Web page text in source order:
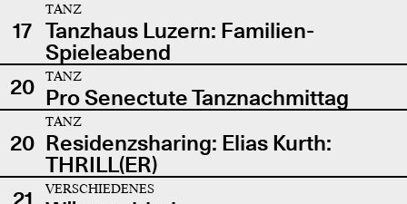
17
TANZ
Tanzhaus Luzern: Familien-
Spieleabend
20
TANZ
Pro Senectute Tanznachmittag
20
TANZ
Residenzsharing: Elias Kurth:
THRILL(ER)
VERSCHIEDENES